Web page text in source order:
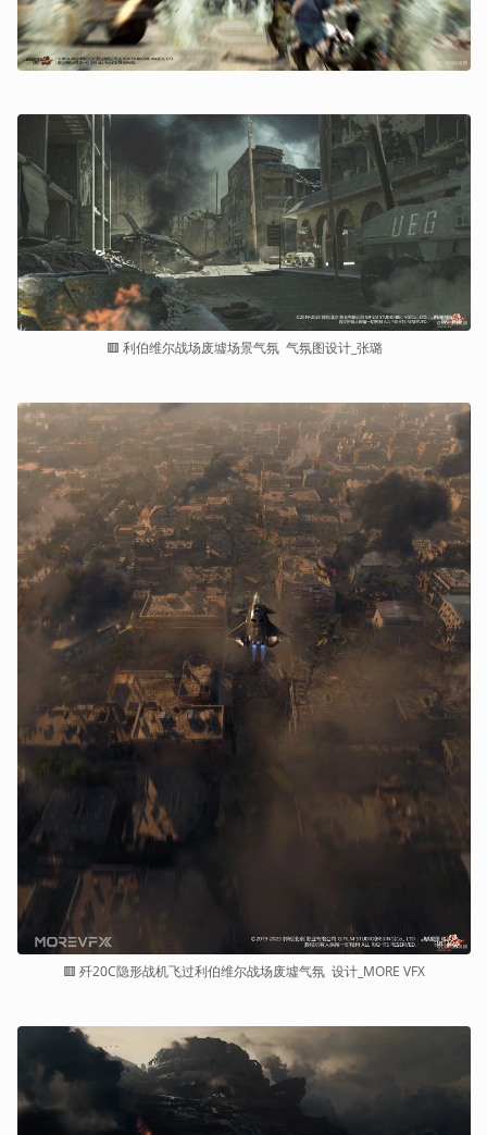
🟥 利伯维尔战场废墟场景气氛  气氛图设计_张璐
🟥 歼20C隐形战机飞过利伯维尔战场废墟气氛  设计_MORE VFX